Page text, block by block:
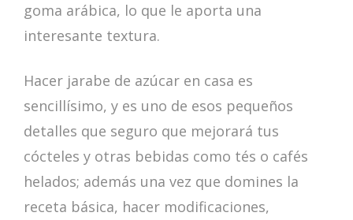
goma arábica, lo que le aporta una
interesante textura.
Hacer jarabe de azúcar en casa es
sencillísimo, y es uno de esos pequeños
detalles que seguro que mejorará tus
cócteles y otras bebidas como tés o cafés
helados; además una vez que domines la
receta básica, hacer modificaciones,